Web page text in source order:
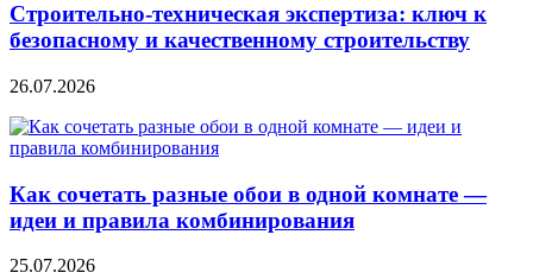
Строительно‑техническая экспертиза: ключ к
безопасному и качественному строительству
26.07.2026
Как сочетать разные обои в одной комнате —
идеи и правила комбинирования
25.07.2026